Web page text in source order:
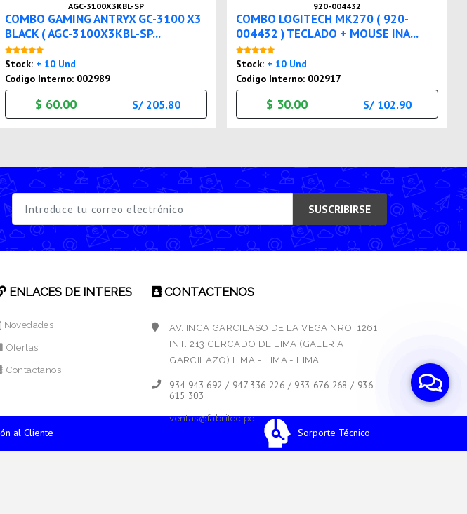
AGC-3100X3KBL-SP
COMBO GAMING ANTRYX GC-3100 X3
BLACK ( AGC-3100X3KBL-SP...
Stock: + 10 Und
Codigo Interno: 002989
$ 60.00 S/ 205.80
920-004432
COMBO LOGITECH MK270 ( 920-
004432 ) TECLADO + MOUSE INA...
Stock: + 10 Und
Codigo Interno: 002917
$ 30.00 S/ 102.90
SUSCRIBIRSE
al Cliente Sorporte Técnico
ENLACES DE INTERES
Novedades
Ofertas
Contactanos
CONTACTENOS
AV. INCA GARCILASO DE LA VEGA NRO. 1261
INT. 213 CERCADO DE LIMA (GALERIA
GARCILAZO) LIMA - LIMA - LIMA
934 943 692 / 947 336 226 / 933 676 268 / 936
615 303
ventas@fabritec.pe